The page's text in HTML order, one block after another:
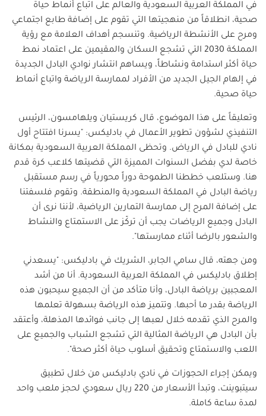
في المملكة العربية السعودية والعالم على اتباع أنماط حياة
صحية، انطلاقاً من منهجيتها التي تقوم على إضافة طابع اجتماعي
ومرح على الأنشطة الرياضية. وتنسجم أهداف العلامة مع رؤية
المملكة 2030 التي تشجع السكان والمقيمين على اعتماد نمط
حياة أكثر استدامة ونشاطاً، ويساهم انتشار نوادي البادل الجديدة
في إلهام الجيل الجديد من الأفراد لممارسة الرياضة واتباع أنماط
حياة صحية.
وتعليقاً على هذا الموضوع، قال كريستيان ويلهامسون، الرئيس
التنفيذي لشؤون تطوير الأعمال في بادليكس: "يسرنا افتتاح أول
نادي للبادل في الرياض. وتحظى المملكة العربية السعودية بمكانة
خاصة لدي بفضل السنوات المميزة التي قضيتها كلاعب كرة قدم
هنا. وستلعب خططنا الطموحة دوراً محورياً في رسم مستقبل
رياضة البادل في المملكة السعودية والمنطقة. وتقوم فلسفتنا
على إضافة المرح إلى ممارسة التمارين الرياضية، لأننا نرى أن
البادل وجميع الرياضات يجب أن تركّز على الاستمتاع والنشاط
والشعور بالرضا أثناء ممارستها".
ومن جهته، قال سامي الجابر، الشريك في بادليكس: "يسعدني
إطلاق بادليكس في المملكة العربية السعودية. أنا من أشد
المعجبين برياضة البادل، وأنا متأكد من أن الجميع سيحبون هذه
الرياضة بقدر ما أحبها. وتتميز هذه الرياضة بسهولة تعلمها
والمرح الذي تقدمه خلال لعبها إلى جانب فوائدها المذهلة، وأعتقد
بأن البادل هي الرياضة المثالية التي تشجع الشباب والجميع على
اللعب والاستمتاع وتحقيق أسلوب حياة أكثر صحة".
ويمكن إجراء الحجوزات في نادي بادليكس من خلال تطبيق
سيتبوينت، وتبدأ الأسعار من 220 ريال سعودي لحجز ملعب واحد
لمدة ساعة كاملة.